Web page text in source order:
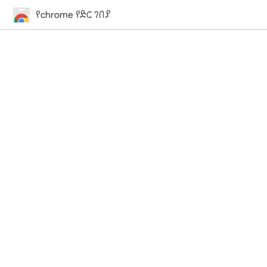
የchrome የድር ገበያ